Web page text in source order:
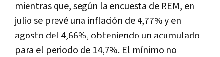
mientras que, según la encuesta de REM, en
julio se prevé una inflación de 4,77% y en
agosto del 4,66%, obteniendo un acumulado
para el periodo de 14,7%. El mínimo no